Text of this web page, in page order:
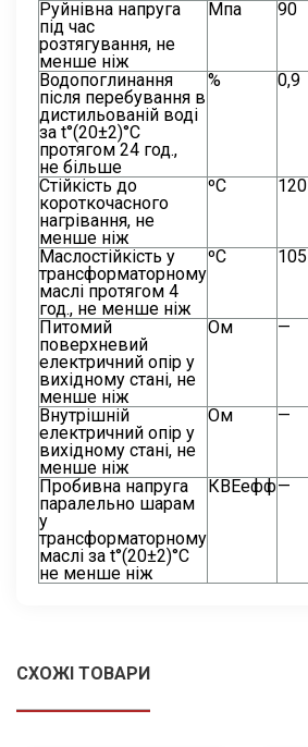
Руйнівна напруга
під час
розтягування, не
менше ніж
Мпа 90
Водопоглинання
після перебування в
дистильованій воді
за t°(20±2)°С
протягом 24 год.,
не більше
% 0,9
Стійкість до
короткочасного
нагрівання, не
менше ніж
ºС 120
Маслостійкість у
трансформаторному
маслі протягом 4
год., не менше ніж
ºС 105
Питомий
поверхневий
електричний опір у
вихідному стані, не
менше ніж
Ом —
Внутрішній
електричний опір у
вихідному стані, не
менше ніж
Ом —
Пробивна напруга
паралельно шарам
у
трансформаторному
маслі за t°(20±2)°С
не менше ніж
КВЕефф—
СХОЖІ ТОВАРИ